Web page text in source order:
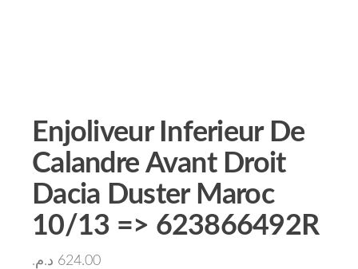
Enjoliveur Inferieur De
Calandre Avant Droit
Dacia Duster Maroc
10/13 => 623866492R
624.00 د.م.